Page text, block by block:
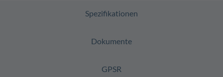
Spezifikationen
Dokumente
GPSR